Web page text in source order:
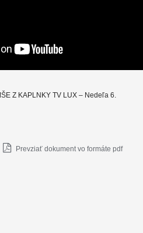
Z KAPLNKY TV LUX – Nedeľa 6.
Prevziať dokument vo formáte pdf